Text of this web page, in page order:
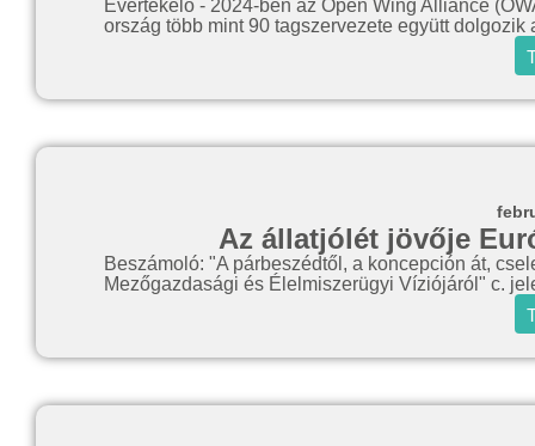
Évértékelő - 2024-ben az Open Wing Alliance
ország több mint 90 tagszervezete együtt
Az állatjólét jövője
Beszámoló: "A párbeszédtől, a koncepción át,
Mezőgazdasági és Élelmiszerügyi Víziójáról" c.